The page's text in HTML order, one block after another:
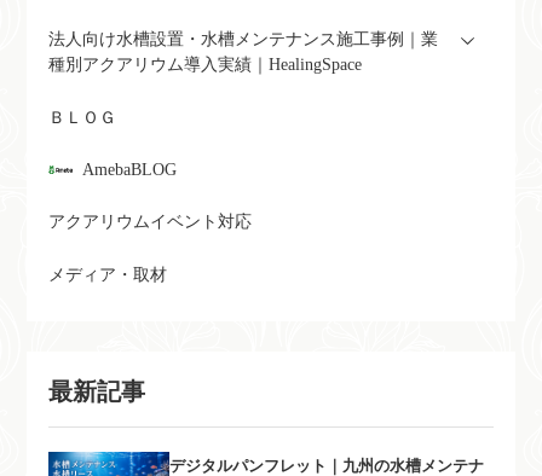
法人向け水槽設置・水槽メンテナンス施工事例｜業
種別アクアリウム導入実績｜HealingSpace
ＢＬＯＧ
AmebaBLOG
アクアリウムイベント対応
メディア・取材
最新記事
デジタルパンフレット｜九州の水槽メンテナ